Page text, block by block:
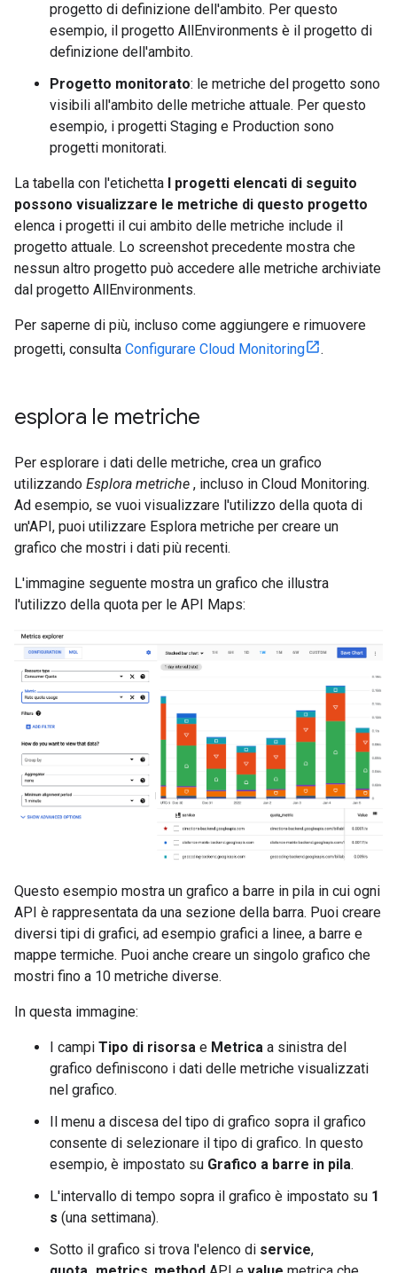
progetto di definizione dell'ambito. Per questo
esempio, il progetto AllEnvironments è il progetto di
definizione dell'ambito.
Progetto monitorato: le metriche del progetto sono
visibili all'ambito delle metriche attuale. Per questo
esempio, i progetti Staging e Production sono
progetti monitorati.
La tabella con l'etichetta I progetti elencati di seguito
possono visualizzare le metriche di questo progetto
elenca i progetti il cui ambito delle metriche include il
progetto attuale. Lo screenshot precedente mostra che
nessun altro progetto può accedere alle metriche archiviate
dal progetto AllEnvironments.
Per saperne di più, incluso come aggiungere e rimuovere
progetti, consulta Configurare Cloud Monitoring .
esplora le metriche
Per esplorare i dati delle metriche, crea un grafico
utilizzando Esplora metriche , incluso in Cloud Monitoring.
Ad esempio, se vuoi visualizzare l'utilizzo della quota di
un'API, puoi utilizzare Esplora metriche per creare un
grafico che mostri i dati più recenti.
L'immagine seguente mostra un grafico che illustra
l'utilizzo della quota per le API Maps:
Questo esempio mostra un grafico a barre in pila in cui ogni
API è rappresentata da una sezione della barra. Puoi creare
diversi tipi di grafici, ad esempio grafici a linee, a barre e
mappe termiche. Puoi anche creare un singolo grafico che
mostri fino a 10 metriche diverse.
In questa immagine:
I campi Tipo di risorsa e Metrica a sinistra del
grafico definiscono i dati delle metriche visualizzati
nel grafico.
Il menu a discesa del tipo di grafico sopra il grafico
consente di selezionare il tipo di grafico. In questo
esempio, è impostato su Grafico a barre in pila.
L'intervallo di tempo sopra il grafico è impostato su 1
s (una settimana).
Sotto il grafico si trova l'elenco di service,